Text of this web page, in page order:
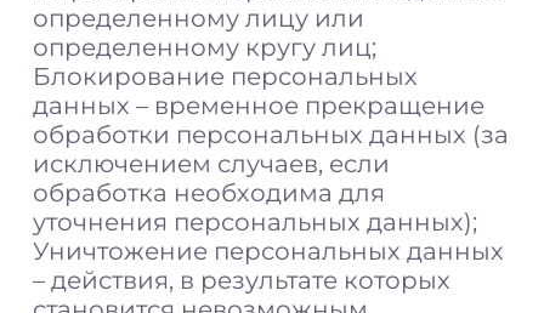
определенному лицу или
определенному кругу лиц;
Блокирование персональных
данных – временное прекращение
обработки персональных данных (за
исключением случаев, если
обработка необходима для
уточнения персональных данных);
Уничтожение персональных данных
– действия, в результате которых